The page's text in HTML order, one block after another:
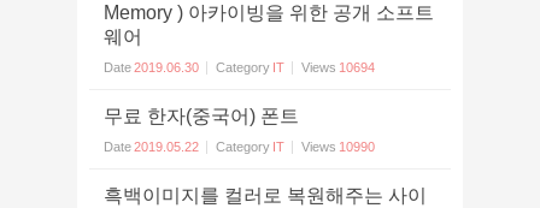
Memory ) 아카이빙을 위한 공개 소프트
웨어
Date2019.06.30 Category IT Views 10694
무료 한자(중국어) 폰트
Date2019.05.22 Category IT Views 10990
흑백이미지를 컬러로 복원해주는 사이